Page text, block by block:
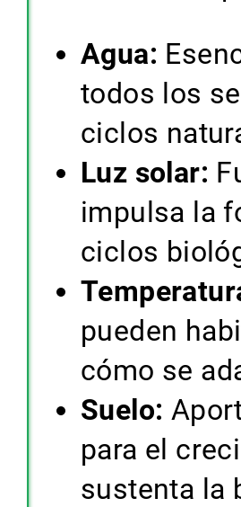
Agua:
todos los
ciclos
Luz solar:
impulsa la
ciclos
pueden
cómo se
Suelo:
para el
sustenta la